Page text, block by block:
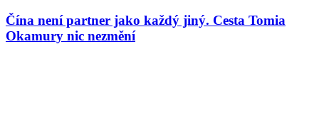
Čína není partner jako každý jiný. Cesta Tomia
Okamury nic nezmění